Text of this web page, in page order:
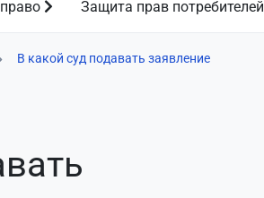
Защита прав потребителей
В какой суд подавать заявление